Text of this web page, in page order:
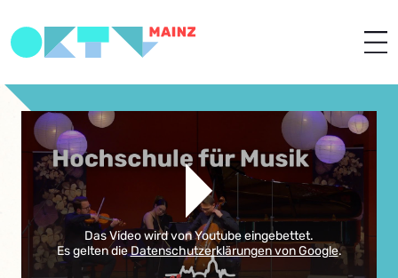
Das Video wird von Youtube eingebettet.
Es gelten dieDatenschutzerklärungen von Google.